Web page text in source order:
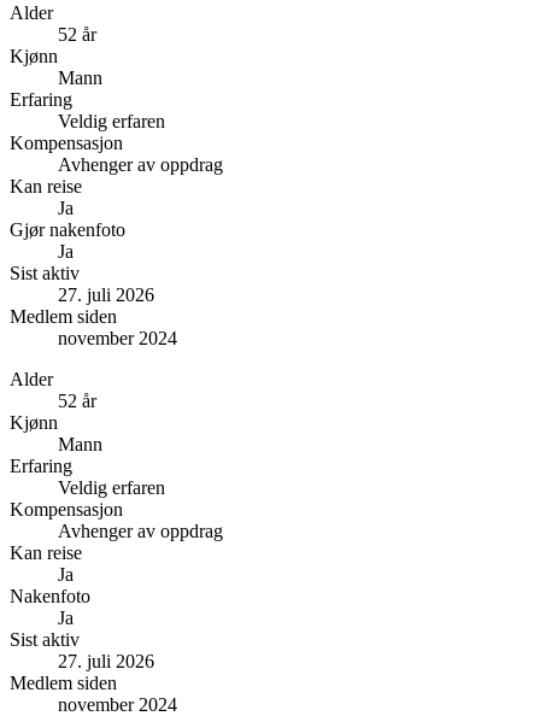
Alder
52 år
Kjønn
Mann
Erfaring
Veldig erfaren
Kompensasjon
Avhenger av oppdrag
Kan reise
Ja
Gjør nakenfoto
Ja
Sist aktiv
27. juli 2026
Medlem siden
november 2024
Alder
52 år
Kjønn
Mann
Erfaring
Veldig erfaren
Kompensasjon
Avhenger av oppdrag
Kan reise
Ja
Nakenfoto
Ja
Sist aktiv
27. juli 2026
Medlem siden
november 2024